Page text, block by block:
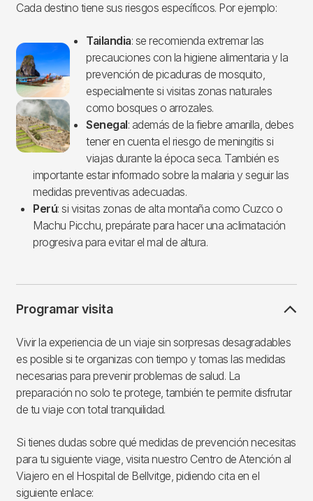
Cada destino tiene sus riesgos específicos. Por ejemplo:
Imagen
Tailandia: se recomienda extremar las
precauciones con la higiene alimentaria y la
prevención de picaduras de mosquito,
especialmente si visitas zonas naturales
como bosques o arrozales.
Senegal: además de la fiebre amarilla, debes
tener en cuenta el riesgo de meningitis si
viajas durante la época seca. También es
importante estar informado sobre la malaria y seguir las
medidas preventivas adecuadas.
Perú: si visitas zonas de alta montaña como Cuzco o
Machu Picchu, prepárate para hacer una aclimatación
progresiva para evitar el mal de altura.
Programar visita
Vivir la experiencia de un viaje sin sorpresas desagradables
es posible si te organizas con tiempo y tomas las medidas
necesarias para prevenir problemas de salud. La
preparación no solo te protege, también te permite disfrutar
de tu viaje con total tranquilidad.
Si tienes dudas sobre qué medidas de prevención necesitas
para tu siguiente viage, visita nuestro Centro de Atención al
Viajero en el Hospital de Bellvitge, pidiendo cita en el
siguiente enlace: